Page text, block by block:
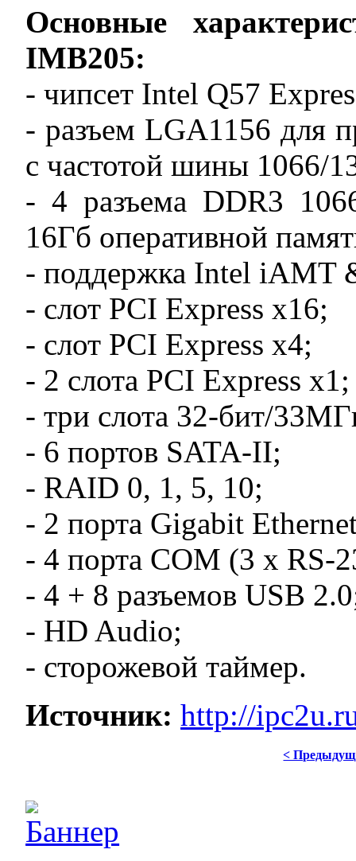
Основные
IMB205:
- чипсет Intel Q57
- разъем LGA1156 для
с частотой шины 1066/
- 4 разъема DDR3
16Гб оперативной
- поддержка Intel iAMT
- слот PCI Express x16;
- слот PCI Express x4;
- 2 слота PCI Express x1;
- три слота 32-бит/
- 6 портов SATA-II;
- RAID 0, 1, 5, 10;
- 2 порта Gigabit
- 4 порта COM (3 x RS-
- 4 + 8 разъемов USB
- HD Audio;
- сторожевой таймер.
Источник: http://
<